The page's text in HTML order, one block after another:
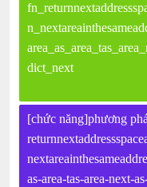
dict_next
[chức năng]phương
as-area-tas-area-next-